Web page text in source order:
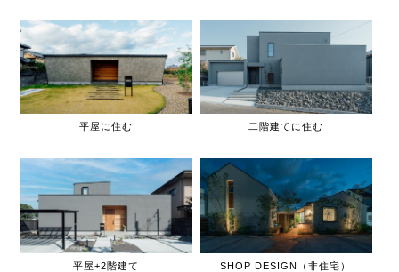
平屋に住む 二階建てに住む
平屋+2階建て SHOP DESIGN（非住宅）